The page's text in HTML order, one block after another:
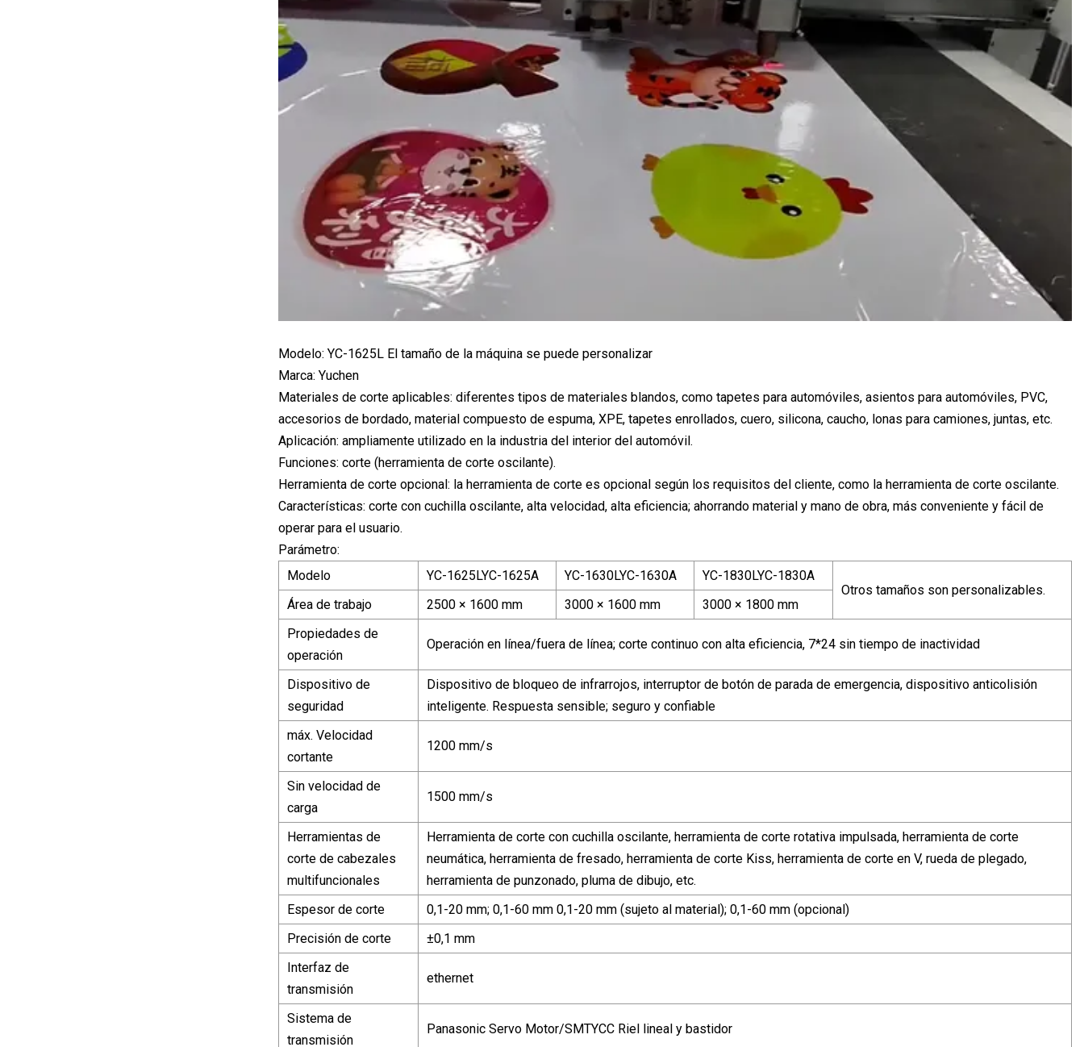
Modelo: YC-1625L El tamaño de la máquina se puede personalizar
Marca: Yuchen
Materiales de corte aplicables: diferentes tipos de materiales blandos, como tapetes para automóviles, asientos para automóviles, PVC,
accesorios de bordado, material compuesto de espuma, XPE, tapetes enrollados, cuero, silicona, caucho, lonas para camiones, juntas, etc.
Aplicación: ampliamente utilizado en la industria del interior del automóvil.
Funciones: corte (herramienta de corte oscilante).
Herramienta de corte opcional: la herramienta de corte es opcional según los requisitos del cliente, como la herramienta de corte oscilante.
Características: corte con cuchilla oscilante, alta velocidad, alta eficiencia; ahorrando material y mano de obra, más conveniente y fácil de
operar para el usuario.
Parámetro:
Modelo
YC-1625LYC-1625A YC-1630LYC-1630A
YC-1830LYC-1830A
Otros tamaños son personalizables.
Área de trabajo
2500 × 1600 mm 3000 × 1600 mm
3000 × 1800 mm
Propiedades de
operación
Operación en línea/fuera de línea; corte continuo con alta eficiencia, 7*24 sin tiempo de inactividad
Dispositivo de
seguridad
Dispositivo de bloqueo de infrarrojos, interruptor de botón de parada de emergencia, dispositivo anticolisión
inteligente. Respuesta sensible; seguro y confiable
máx. Velocidad
cortante
1200 mm/s
Sin velocidad de
carga
1500 mm/s
Herramientas de
corte de cabezales
multifuncionales
Herramienta de corte con cuchilla oscilante, herramienta de corte rotativa impulsada, herramienta de corte
neumática, herramienta de fresado, herramienta de corte Kiss, herramienta de corte en V, rueda de plegado,
herramienta de punzonado, pluma de dibujo, etc.
Espesor de corte
0,1-20 mm; 0,1-60 mm 0,1-20 mm (sujeto al material); 0,1-60 mm (opcional)
Precisión de corte
±0,1 mm
Interfaz de
transmisión
ethernet
Sistema de
transmisión
Panasonic Servo Motor/SMTYCC Riel lineal y bastidor